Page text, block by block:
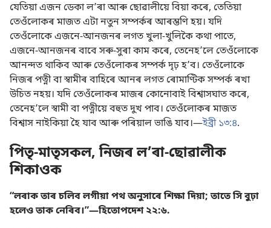
যেতিয়া এজন ডেকা লʼৰা আৰু ছোৱালীয়ে বিয়া কৰে, তেতিয়া
তেওঁলোকৰ মাজত এটা নতুন সম্পৰ্কৰ আৰম্ভণি হয়। যদি
তেওঁলোকে এজনে-আনজনৰ লগত খুলা-খুলিকৈ কথা পাতে,
এজনে-আনজনৰ বাবে সৰু-সুৰা কাম কৰে, তেনেহʼলে তেওঁলোকে
আনন্দত থাকিব আৰু তেওঁলোকৰ সম্পৰ্ক দৃঢ় হʼব। তেওঁলোকে
নিজৰ পত্নী বা স্বামীৰ বাহিৰে আনৰ লগত ৰোমাণ্টিক সম্পৰ্ক ৰখা
উচিত নহয়। যদি তেওঁলোকৰ মাজৰ কোনোবাই বিশ্বাসঘাত কৰে,
তেনেহʼলে স্বামী বা পত্নীয়ে বহুত দুখ পাব। তেওঁলোকৰ মাজত
বিশ্বাস নাইকিয়া হৈ যাব আৰু পৰিয়াল ভাঙি যাব।—ইব্ৰী ১৩:৪.
পিতৃ-মাতৃসকল, নিজৰ লʼৰা-ছোৱালীক
শিকাওক
“লৰাক তাৰ চলিব লগীয়া পথ অনুসাৰে শিক্ষা দিয়া; তাতে সি বুঢ়া
হলেও তাক নেৰিব।”—হিতোপদেশ ২২:৬.